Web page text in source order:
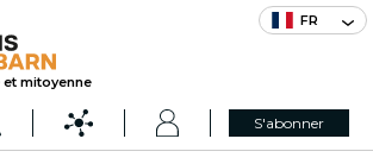
FR
et mitoyenne
S'abonner